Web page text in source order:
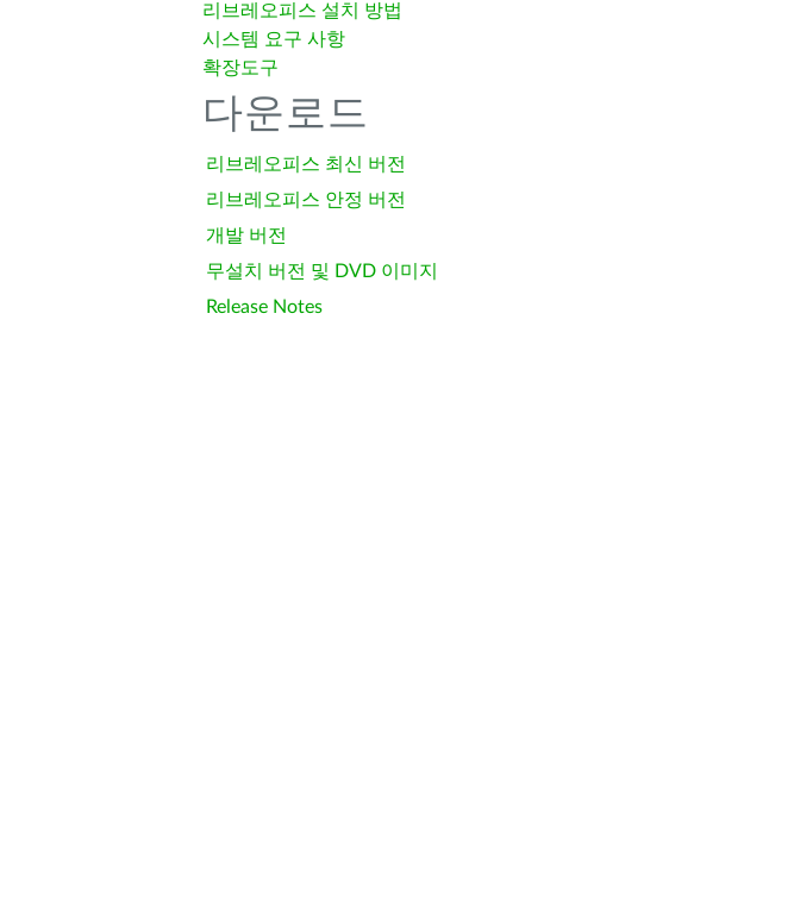
리브레오피스 설치 방법
시스템 요구 사항
확장도구
다운로드
리브레오피스 최신 버전
리브레오피스 안정 버전
개발 버전
무설치 버전 및 DVD 이미지
Release Notes